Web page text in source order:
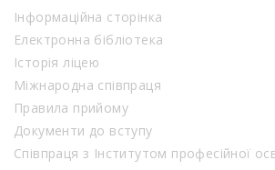
Інформаційна сторінка
Електронна бібліотека
Історія ліцею
Міжнародна співпраця
Правила прийому
Документи до вступу
Співпраця з Інститутом професійної